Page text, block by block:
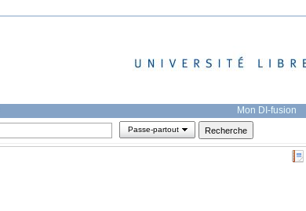
Mon DI-fusion
Passe-partout